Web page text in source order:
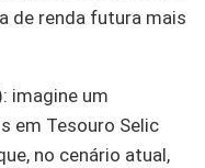
de renda futura mais
imagine um
em Tesouro Selic
no cenário atual,